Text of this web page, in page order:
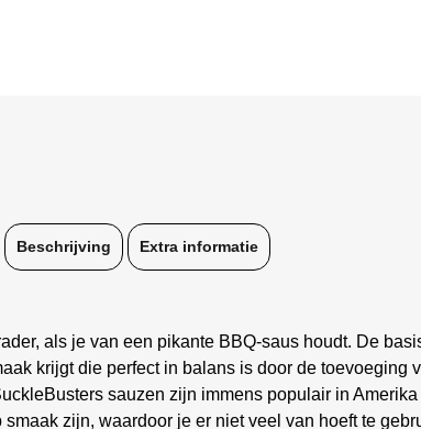
Beschrijving Extra informatie
als je van een pikante BBQ-saus houdt. De
krijgt die perfect in balans is door de toevoeging
sauzen zijn immens populair in
zijn, waardoor je er niet veel van hoeft te